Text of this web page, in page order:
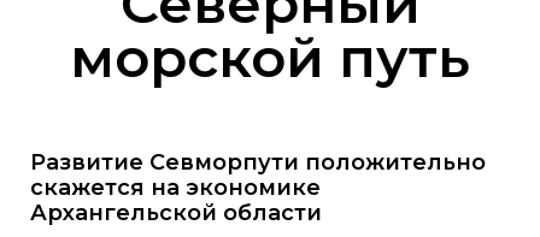
морской путь
Развитие Севморпути положительно
скажется на экономике
Архангельской области